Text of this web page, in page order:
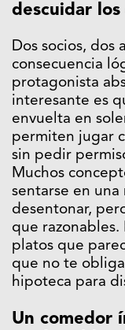
descuidar
Dos socios, dos
consecuencia
protagonista
interesante es
envuelta en
permiten jugar
sin pedir
Muchos
sentarse en
desentonar,
que
platos que
que no te
hipoteca para
Un comedor